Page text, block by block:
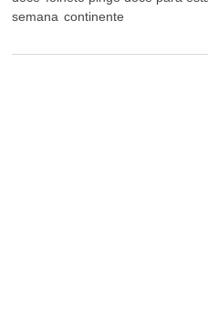
semana continente